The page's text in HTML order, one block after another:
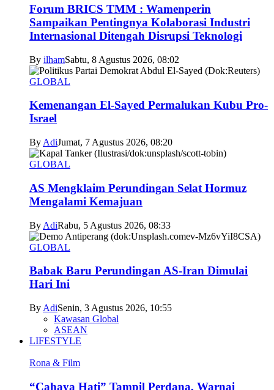
Forum BRICS TMM : Wamenperin
Sampaikan Pentingnya Kolaborasi Industri
Internasional Ditengah Disrupsi Teknologi
By ilhamSabtu, 8 Agustus 2026, 08:02
GLOBAL
Kemenangan El-Sayed Permalukan Kubu Pro-
Israel
By AdiJumat, 7 Agustus 2026, 08:20
GLOBAL
AS Mengklaim Perundingan Selat Hormuz
Mengalami Kemajuan
By AdiRabu, 5 Agustus 2026, 08:33
GLOBAL
Babak Baru Perundingan AS-Iran Dimulai
Hari Ini
By AdiSenin, 3 Agustus 2026, 10:55
Kawasan Global
ASEAN
LIFESTYLE
Rona & Film
“Cahaya Hati” Tampil Perdana, Warnai